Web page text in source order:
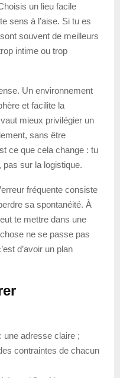
un lieu facile
sens à l’aise. Si tu es
souvent de meilleurs
intime ou trop
Un environnement
et facilite la
mieux privilégier un
sans être
ce que cela change : tu
pas sur la logistique.
fréquente consiste
sa spontanéité. À
te mettre dans une
ne se passe pas
d’avoir un plan
une adresse claire ;
contraintes de chacun